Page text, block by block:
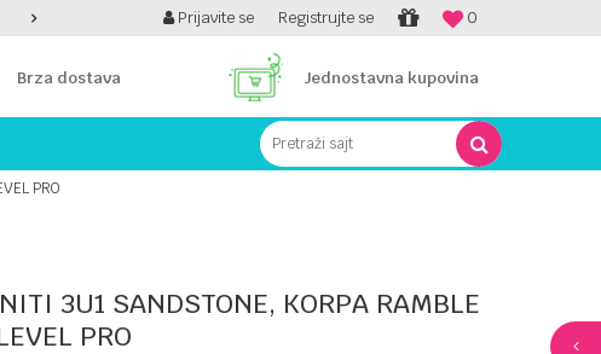
SIGURNO PLAĆANJE PLATNIM KARTICAMA! 0
Prijavite se Registrujte se
Brza dostava Jednostavna kupovina
Pretraži sajt
PRO
3U1 SANDSTONE, KORPA RAMBLE
PRO